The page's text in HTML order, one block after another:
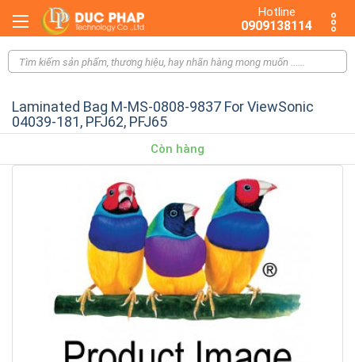
Hotline
0909138114
Laminated Bag M-MS-0808-9837 For ViewSonic
04039-181, PFJ62, PFJ65
Còn hàng